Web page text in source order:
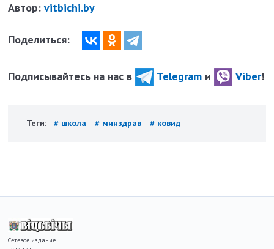
Автор:vitbichi.by
Поделиться:
Подписывайтесь на нас в Telegram и Viber!
Теги: # школа # минздрав # ковид
Сетевое издание